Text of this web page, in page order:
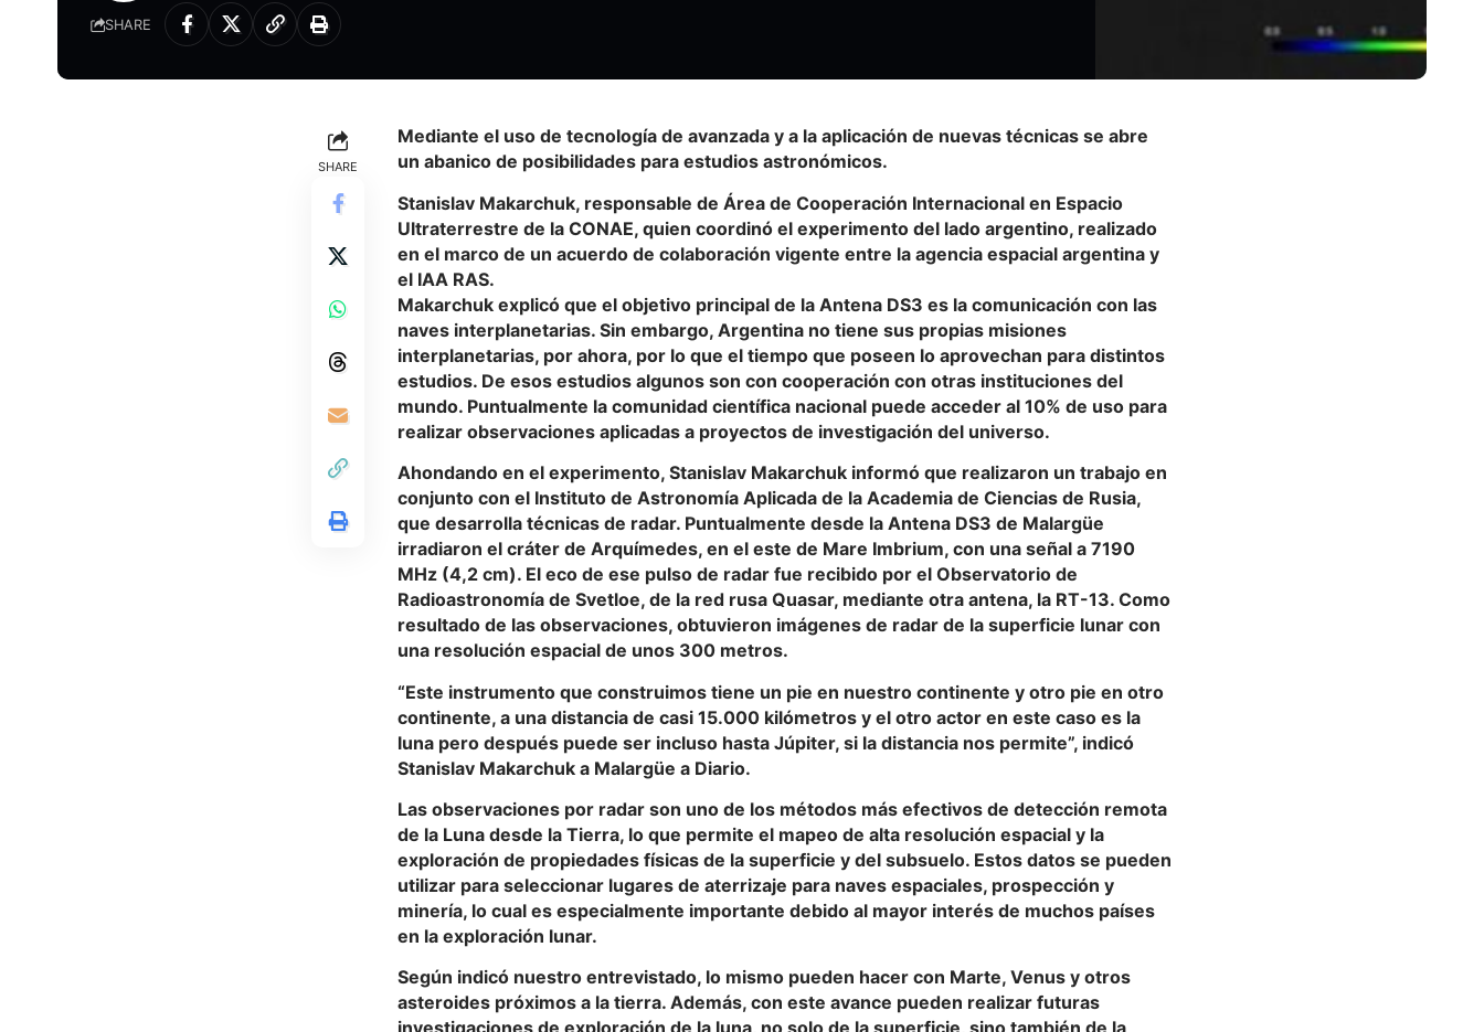
SHARE
SHARE
Mediante el uso de tecnología de avanzada y a la aplicación de nuevas técnicas se abre
un abanico de posibilidades para estudios astronómicos.
Stanislav Makarchuk, responsable de Área de Cooperación Internacional en Espacio
Ultraterrestre de la CONAE, quien coordinó el experimento del lado argentino, realizado
en el marco de un acuerdo de colaboración vigente entre la agencia espacial argentina y
el IAA RAS.
Makarchuk explicó que el objetivo principal de la Antena DS3 es la comunicación con las
naves interplanetarias. Sin embargo, Argentina no tiene sus propias misiones
interplanetarias, por ahora, por lo que el tiempo que poseen lo aprovechan para distintos
estudios. De esos estudios algunos son con cooperación con otras instituciones del
mundo. Puntualmente la comunidad científica nacional puede acceder al 10% de uso para
realizar observaciones aplicadas a proyectos de investigación del universo.
Ahondando en el experimento, Stanislav Makarchuk informó que realizaron un trabajo en
conjunto con el Instituto de Astronomía Aplicada de la Academia de Ciencias de Rusia,
que desarrolla técnicas de radar. Puntualmente desde la Antena DS3 de Malargüe
irradiaron el cráter de Arquímedes, en el este de Mare Imbrium, con una señal a 7190
MHz (4,2 cm). El eco de ese pulso de radar fue recibido por el Observatorio de
Radioastronomía de Svetloe, de la red rusa Quasar, mediante otra antena, la RT-13. Como
resultado de las observaciones, obtuvieron imágenes de radar de la superficie lunar con
una resolución espacial de unos 300 metros.
“Este instrumento que construimos tiene un pie en nuestro continente y otro pie en otro
continente, a una distancia de casi 15.000 kilómetros y el otro actor en este caso es la
luna pero después puede ser incluso hasta Júpiter, si la distancia nos permite”, indicó
Stanislav Makarchuk a Malargüe a Diario.
Las observaciones por radar son uno de los métodos más efectivos de detección remota
de la Luna desde la Tierra, lo que permite el mapeo de alta resolución espacial y la
exploración de propiedades físicas de la superficie y del subsuelo. Estos datos se pueden
utilizar para seleccionar lugares de aterrizaje para naves espaciales, prospección y
minería, lo cual es especialmente importante debido al mayor interés de muchos países
en la exploración lunar.
Según indicó nuestro entrevistado, lo mismo pueden hacer con Marte, Venus y otros
asteroides próximos a la tierra. Además, con este avance pueden realizar futuras